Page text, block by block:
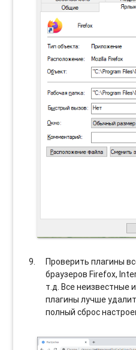
Проверить плагины
браузеров Firefox,
т.д. Все неизвестные
плагины лучше
полный сброс